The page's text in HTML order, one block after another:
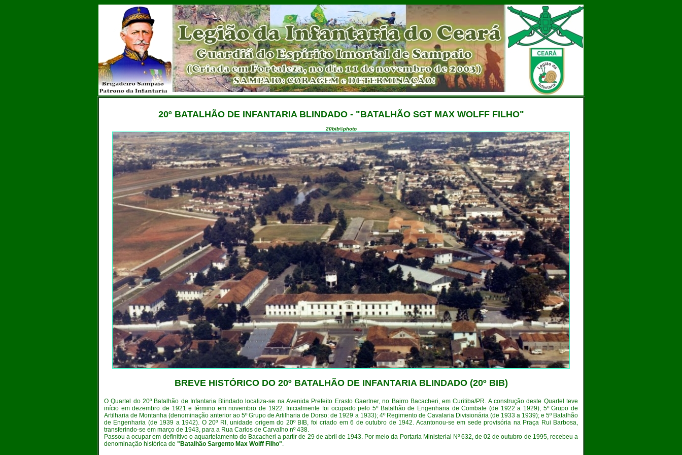
20º BATALHÃO DE INFANTARIA BLINDADO - "BATALHÃO SGT MAX WOLFF FILHO"
20bib©photo
BREVE HISTÓRICO DO 20º BATALHÃO DE INFANTARIA BLINDADO (20º BIB)
O Quartel do 20º Batalhão de Infantaria Blindado localiza-se na Avenida Prefeito Erasto Gaertner, no Bairro Bacacheri, em Curitiba/PR. A construção deste Quartel teve
início em dezembro de 1921 e término em novembro de 1922. Inicialmente foi ocupado pelo 5º Batalhão de Engenharia de Combate (de 1922 a 1929); 5º Grupo de
Artilharia de Montanha (denominação anterior ao 5º Grupo de Artilharia de Dorso: de 1929 a 1933); 4º Regimento de Cavalaria Divisionária (de 1933 a 1939); e 5º Batalhão
de Engenharia (de 1939 a 1942). O 20º RI, unidade origem do 20º BIB, foi criado em 6 de outubro de 1942. Acantonou-se em sede provisória na Praça Rui Barbosa,
transferindo-se em março de 1943, para a Rua Carlos de Carvalho nº 438.
Passou a ocupar em definitivo o aquartelamento do Bacacheri a partir de 29 de abril de 1943. Por meio da Portaria Ministerial Nº 632, de 02 de outubro de 1995, recebeu a
denominação histórica de "Batalhão Sargento Max Wolff Filho".